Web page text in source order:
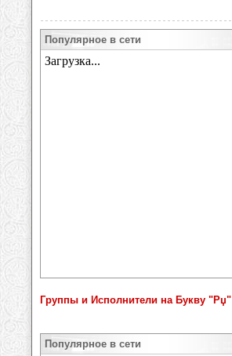
Популярное в сети
Группы и Исполнители на Букву "Рџ"
Популярное в сети